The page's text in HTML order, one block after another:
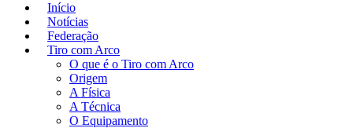
Início
Notícias
Federação
Tiro com Arco
O que é o Tiro com Arco
Origem
A Física
A Técnica
O Equipamento